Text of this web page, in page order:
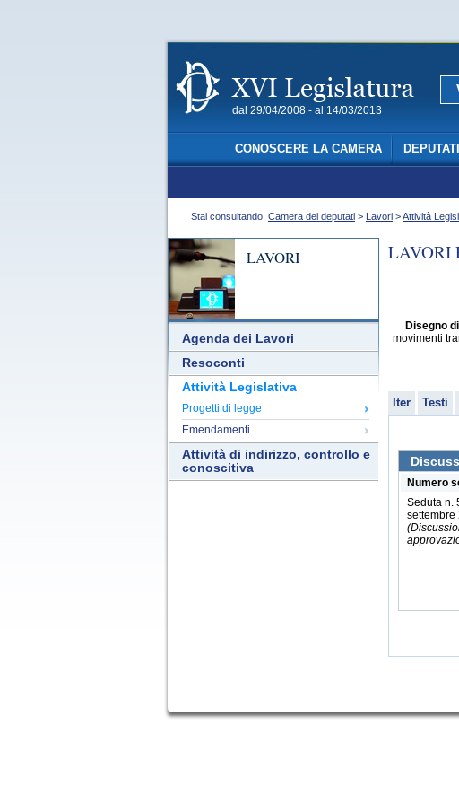
dal 29/04/2008 - al 14/03/2013
CONOSCERE LA CAMERA DEPUTATI
Stai consultando: Camera dei deputati > Lavori >Attività
LAVORI
Agenda dei Lavori
Resoconti
Attività Legislativa
Progetti di legge
Emendamenti
Attività di indirizzo, controllo e
conoscitiva
LAVORI
Disegno
movimenti
Iter Testi
Numero
Seduta n.
settembre